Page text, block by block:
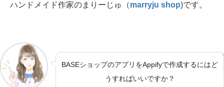
ハンドメイド作家のまりーじゅ（marryju shop)です。
BASEショップのアプリをAppifyで作成するにはど
うすればいいですか？